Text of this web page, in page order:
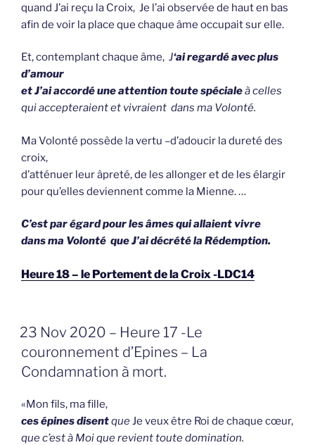
quand J’ai reçu la Croix, Je l’ai observée de haut en bas
afin de voir la place que chaque âme occupait sur elle.
Et, contemplant chaque âme, J‘ai regardé avec plus
d’amour
et J’ai accordé une attention toute spécialeà celles
qui accepteraient et vivraient dans ma Volonté.
Ma Volonté possède la vertu –d’adoucir la dureté des
croix,
d’atténuer leur âpreté, de les allonger et de les élargir
pour qu’elles deviennent comme la Mienne. …
C’est par égard pour les âmes qui allaient vivre
dans ma Volonté que J’ai décrété la Rédemption.
Heure 18 – le Portement de la Croix -LDC14
GEPLAATST
OP
23 Nov 2020 – Heure 17 -Le
couronnement d’Epines – La
Condamnation à mort.
«Mon fils, ma fille,
ces épines disentqueJe veux être Roi de chaque cœur,
que c’est à Moi que revient toute domination.